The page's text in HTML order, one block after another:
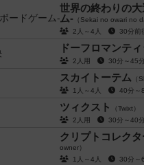
世界の終わりの
ム- （Sekai no owari no
2人～4人
30分
ドーフロマンテ
2人用
30分～45
スカイトーテム （
1人～4人
40分
ツィクスト
（Twixt）
2人用
30分～40
クリプトコレク
owner）
1人～4人
30分